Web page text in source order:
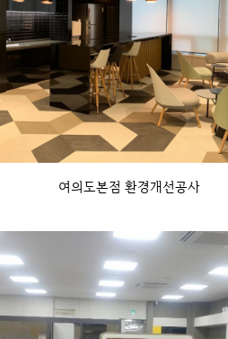
여의도본점 환경개선공사